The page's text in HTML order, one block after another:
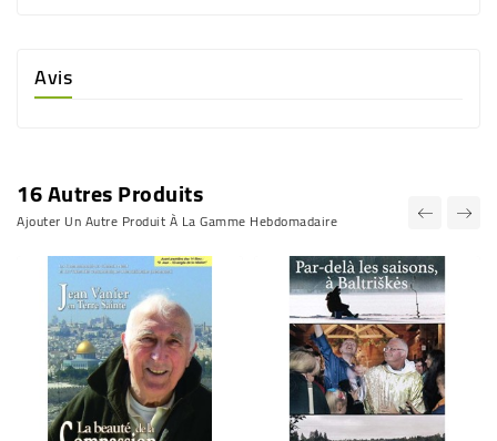
Avis
16 Autres Produits
Ajouter Un Autre Produit À La Gamme Hebdomadaire